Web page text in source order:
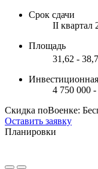
Срок сдачи
II квартал
Площадь
31,62 -
4 750 000
Скидка поВоенке:
Оставить заявку
Планировки